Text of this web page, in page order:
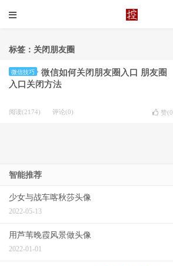
标签：关闭朋友圈
微信技巧
微信如何关闭朋友圈入口 朋友圈
入口关闭方法
阅读(2174) 评论(0) 赞(0
智能推荐
少女与战车喀秋莎头像
2022-05-13
用芦苇晚霞风景做头像
2022-01-01